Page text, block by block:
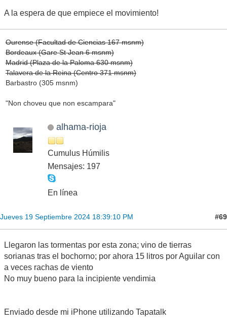
A la espera de que empiece el movimiento!
Ourense (Facultad de Ciencias 167 msnm)
Bordeaux (Gare St Jean 6 msnm)
Madrid (Plaza de la Paloma 630 msnm)
Talavera de la Reina (Centro 371 msnm)
Barbastro (305 msnm)
"Non choveu que non escampara"
alhama-rioja
Cumulus Húmilis
Mensajes: 197
En línea
Jueves 19 Septiembre 2024 18:39:10 PM #69
Llegaron las tormentas por esta zona; vino de tierras
sorianas tras el bochorno; por ahora 15 litros por Aguilar con
a veces rachas de viento
No muy bueno para la incipiente vendimia
Enviado desde mi iPhone utilizando Tapatalk